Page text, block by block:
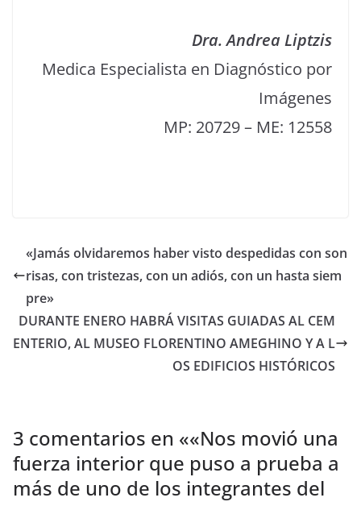
Dra. Andrea Liptzis
Medica Especialista en Diagnóstico por
Imágenes
MP: 20729 – ME: 12558
«Jamás olvidaremos haber visto despedidas con son
risas, con tristezas, con un adiós, con un hasta siem
pre»
DURANTE ENERO HABRÁ VISITAS GUIADAS AL CEM
ENTERIO, AL MUSEO FLORENTINO AMEGHINO Y A L
OS EDIFICIOS HISTÓRICOS
3 comentarios en ««Nos movió una
fuerza interior que puso a prueba a
más de uno de los integrantes del